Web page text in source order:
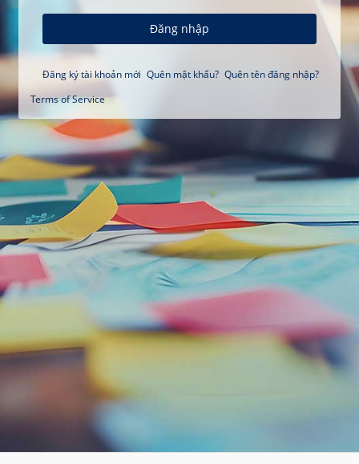
Đăng nhập
Đăng ký tài khoản mới Quên mật khẩu? Quên tên đăng nhập?
Terms of Service